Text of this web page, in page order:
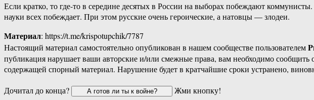
Если кратко, то где-то в середине десятых в России на выборах побеждают
науки всех побеждает. При этом русские очень героические, а натовцы — злодеи.
Материал: https://t.me/krispotupchik/7787
Настоящий материал самостоятельно опубликован в нашем сообществе пользователем
публикация нарушает ваши авторские и/или смежные права, вам необходимо
содержащей спорный материал. Нарушение будет в кратчайшие сроки устранено,
Дочитал до конца?
Жми кнопку!